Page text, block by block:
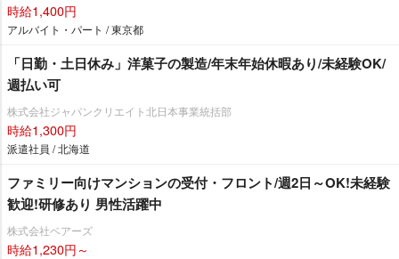
時給1,400円
アルバイト・パート / 東京都
「日勤・土日休み」洋菓子の製造/年末年始休暇あり/未経験OK/
週払い可
株式会社ジャパンクリエイト北日本事業統括部
時給1,300円
派遣社員 / 北海道
ファミリー向けマンションの受付・フロント/週2日～OK!未経験
歓迎!研修あり 男性活躍中
株式会社ベアーズ
時給1,230円～